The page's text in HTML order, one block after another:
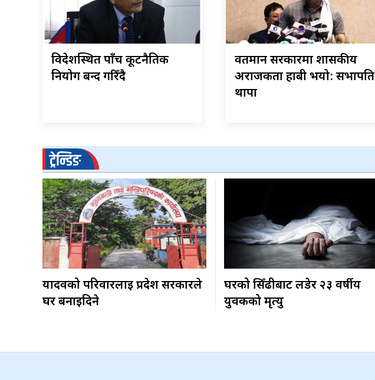
विदेशस्थित पाँच कूटनैतिक
नियोग बन्द गरिँदै
वर्तमान सरकारमा शासकीय
अराजकता हाबी भयो: सभापति
थापा
ट्रेन्डिङ
यादवको परिवारलाई प्रदेश सरकारले
घर बनाइदिने
घरको सिँढीबाट लडेर २३ वर्षीय
युवकको मृत्यु